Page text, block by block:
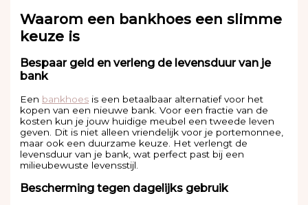
Waarom een bankhoes een slimme
keuze is
Bespaar geld en verleng de levensduur van je
bank
Een bankhoes is een betaalbaar alternatief voor het
kopen van een nieuwe bank. Voor een fractie van de
kosten kun je jouw huidige meubel een tweede leven
geven. Dit is niet alleen vriendelijk voor je portemonnee,
maar ook een duurzame keuze. Het verlengt de
levensduur van je bank, wat perfect past bij een
milieubewuste levensstijl.
Bescherming tegen dagelijks gebruik